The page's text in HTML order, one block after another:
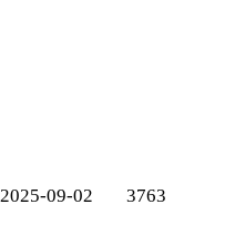
2025-09-02 3763